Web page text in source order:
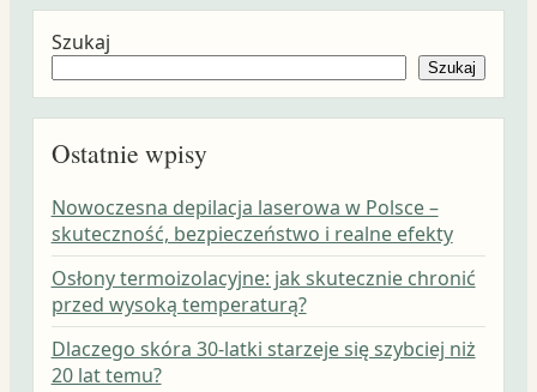
Szukaj
Szukaj
Ostatnie wpisy
Nowoczesna depilacja laserowa w Polsce –
skuteczność, bezpieczeństwo i realne efekty
Osłony termoizolacyjne: jak skutecznie chronić
przed wysoką temperaturą?
Dlaczego skóra 30-latki starzeje się szybciej niż
20 lat temu?